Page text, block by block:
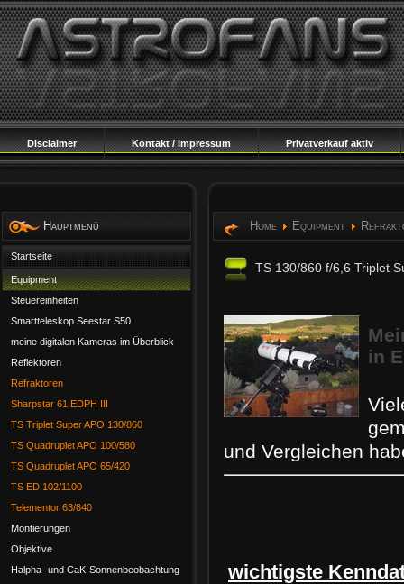
Disclaimer Kontakt / Impressum Privatverkauf aktiv
Hauptmenü
Startseite
Equipment
Steuereinheiten
Smartteleskop Seestar S50
meine digitalen Kameras im Überblick
Reflektoren
Refraktoren
Sharpstar 61 EDPH III
TS Triplet Super APO 130/860
TS Quadruplet APO 100/580
TS Quadruplet APO 65/420
TS ED 102/1100
Telementor 63/840
Montierungen
Objektive
Halpha- und CaK-Sonnenbeobachtung
Home Equipment
TS 130/860 f/6,6 Triplet
in
und Vergleichen
wichtigste